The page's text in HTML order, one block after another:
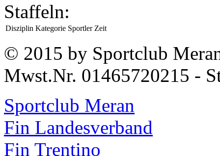
Staffeln:
Disziplin Kategorie Sportler Zeit
© 2015 by Sportclub
Mwst.Nr. 01465720215 -
Sportclub Meran
Fin Landesverband
Fin Trentino